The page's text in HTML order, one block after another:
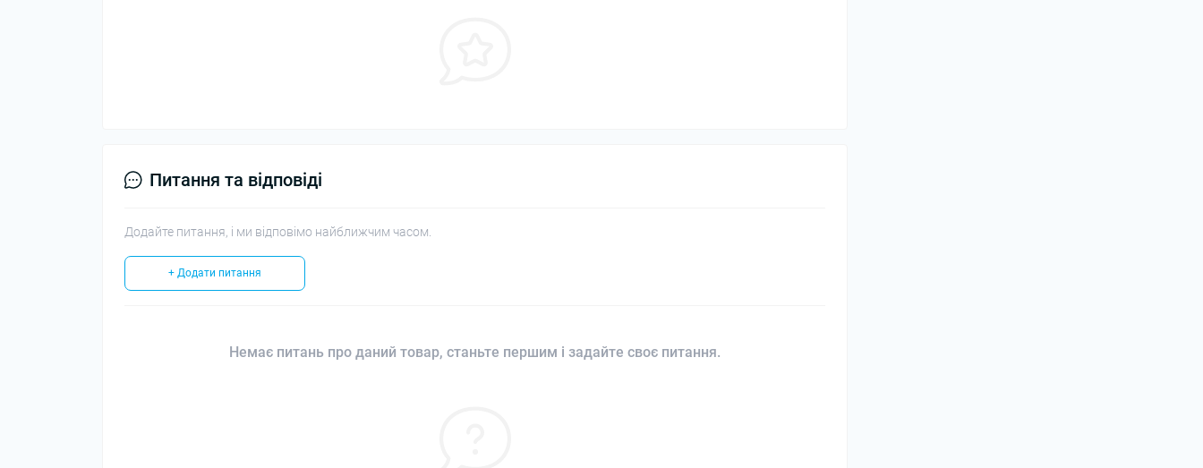
Питання та відповіді
Додайте питання, і ми відповімо найближчим часом.
+ Додати питання
Немає питань про даний товар, станьте першим і задайте своє питання.